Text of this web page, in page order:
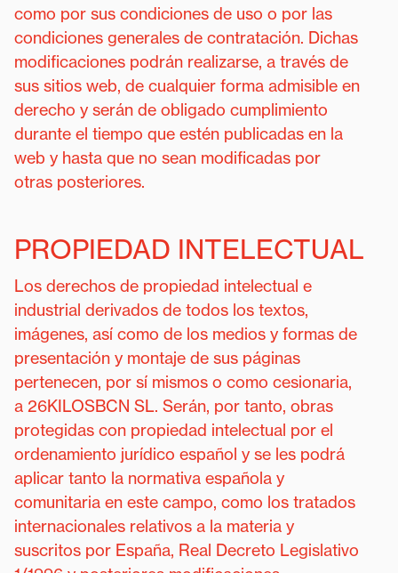
como por sus condiciones de uso o por las
condiciones generales de contratación. Dichas
modificaciones podrán realizarse, a través de
sus sitios web, de cualquier forma admisible en
derecho y serán de obligado cumplimiento
durante el tiempo que estén publicadas en la
web y hasta que no sean modificadas por
otras posteriores.
PROPIEDAD INTELECTUAL
Los derechos de propiedad intelectual e
industrial derivados de todos los textos,
imágenes, así como de los medios y formas de
presentación y montaje de sus páginas
pertenecen, por sí mismos o como cesionaria,
a 26KILOSBCN SL. Serán, por tanto, obras
protegidas con propiedad intelectual por el
ordenamiento jurídico español y se les podrá
aplicar tanto la normativa española y
comunitaria en este campo, como los tratados
internacionales relativos a la materia y
suscritos por España, Real Decreto Legislativo